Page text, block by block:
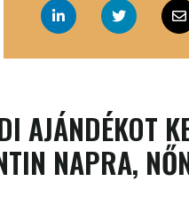
AJÁNDÉKOT
NAPRA,